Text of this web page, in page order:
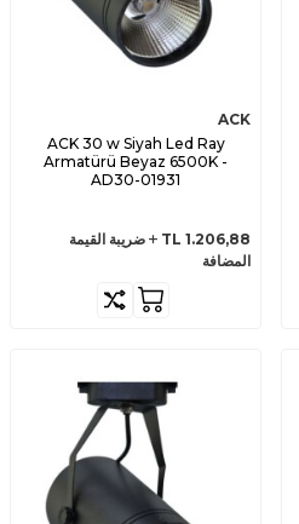
ACK
ACK 30 w Siyah Led Ray
Armatürü Beyaz 6500K -
AD30-01931
1.206,88
ضريبة القيمة
المضافة